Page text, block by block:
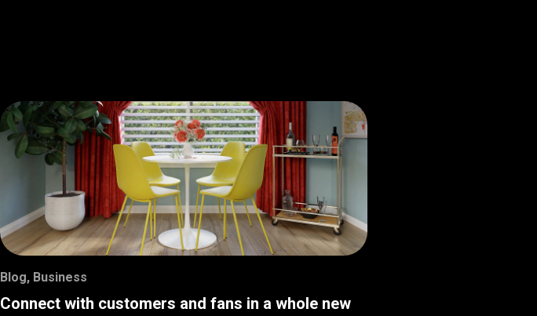
Blog, Business
Connect with customers and fans in a whole new